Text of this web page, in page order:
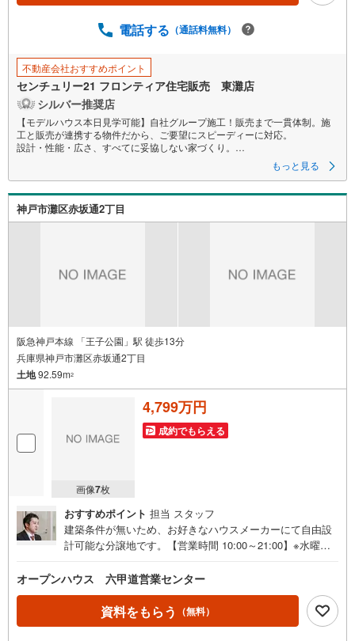
ジ
存
す
る
電話する （通話料無料）
不動産会社おすすめポイント
センチュリー21 フロンティア住宅販売 東灘店
シルバー推奨店
【モデルハウス本日見学可能】自社グループ施工！販売まで一貫体制。施
工と販売が連携する物件だから、ご要望にスピーディーに対応。
設計・性能・広さ、すべてに妥協しない家づくり。
～自社ブランド物件:建売価格で「理想」を諦めない住まい～
■なぜ建売価格で「理想」が叶うのか？
施工から販売までグループ内で完結させることで中間コストを徹底カッ
ト。その分を「広さ」と「性能」に還元しました
・家計の「見える化」で安心を
「最適な銀行は？」「今の年収で大丈夫？」といった疑問から住宅ローン
の最大活用まで、家計を守る具体的なプランをご提案
「自分らしい家」と「安心できる将来」
どちらもフロンティアで叶えませんか？
当日の現地見学・FP相談も受付中です
もっと見る
神戸市灘区赤坂通2丁目
阪急神戸本線 「王子公園」駅 徒歩13分
兵庫県神戸市灘区赤坂通2丁目
土地92.59m2
画像7枚
4,799万円
成約でもらえる
おすすめポイント 担当 スタッフ
建築条件が無いため、お好きなハウスメーカーにて自由設
計可能な分譲地です。【営業時間 10:00～21:00】※水曜定
お気軽にご連絡ください！現地を見学される場合は「室
内・現地を見学する（無料）」ボタンよりご希望の日時を
ご記入いただけますとスムーズにご案内が可能です。◎現
地のご案内について・平日や夜遅い時間帯もご案内が可
オープンハウス 六甲道営業センター
資料をもらう （無料）